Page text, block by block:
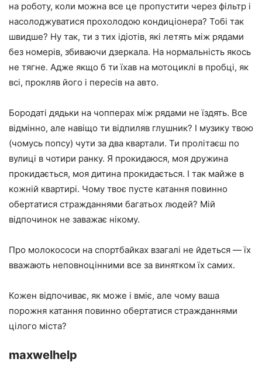
на роботу, коли можна все це пропустити через фільтр і
насолоджуватися прохолодою кондиціонера? Тобі так
швидше? Ну так, ти з тих ідіотів, які летять між рядами
без номерів, збиваючи дзеркала. На нормальність якось
не тягне. Адже якщо б ти їхав на мотоциклі в пробці, як
всі, прокляв його і пересів на авто.
Бородаті дядьки на чопперах між рядами не їздять. Все
відмінно, але навіщо ти відпиляв глушник? І музику твою
(чомусь попсу) чути за два квартали. Ти пролітаєш по
вулиці в чотири ранку. Я прокидаюся, моя дружина
прокидається, моя дитина прокидається. І так майже в
кожній квартирі. Чому твоє пусте катання повинно
обертатися стражданнями багатьох людей? Мій
відпочинок не заважає нікому.
Про молокососи на спортбайках взагалі не йдеться — їх
вважають неповноцінними все за винятком їх самих.
Кожен відпочиває, як може і вміє, але чому ваша
порожня катання повинно обертатися стражданнями
цілого міста?
maxwelhelp